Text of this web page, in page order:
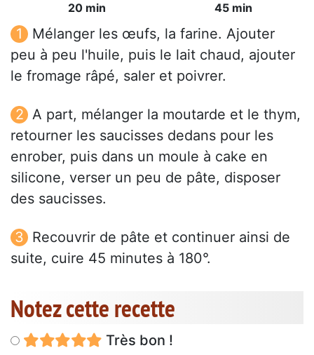
20 min 45 min
Mélanger les œufs, la farine. Ajouter
peu à peu l'huile, puis le lait chaud, ajouter
le fromage râpé, saler et poivrer.
A part, mélanger la moutarde et le thym,
retourner les saucisses dedans pour les
enrober, puis dans un moule à cake en
silicone, verser un peu de pâte, disposer
des saucisses.
Recouvrir de pâte et continuer ainsi de
suite, cuire 45 minutes à 180°.
Notez cette recette
Très bon !